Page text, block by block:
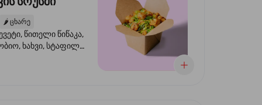
🌶️ ცხარე
წითელი წიწაკა,
ხახვი, სტაფილო,
ნიორი